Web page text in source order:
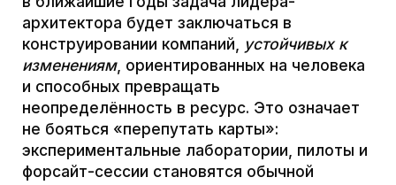
Путь от научной идеи до коммерческого
продукта редко бывает линейным и
предсказуемым. Даже прорывная
разработка может не дойти до рынка:
между фундаментальным исследованием
(TRL 1–3) и промышленным внедрением
(TRL 8–9) часто лежит так называемая
«мёртвая долина». Для преодоления этой
«долины смерти» требуются
дополнительные итерации – пилотные